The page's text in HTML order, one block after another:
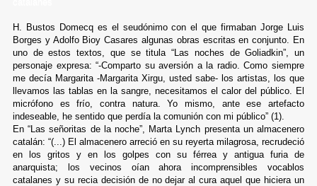
H. Bustos Domecq es el seudónimo con el que firmaban Jorge Luis
Borges y Adolfo Bioy Casares algunas obras escritas en conjunto. En
uno de estos textos, que se titula “Las noches de Goliadkin”, un
personaje expresa: “-Comparto su aversión a la radio. Como siempre
me decía Margarita -Margarita Xirgu, usted sabe- los artistas, los que
llevamos las tablas en la sangre, necesitamos el calor del público. El
micrófono es frío, contra natura. Yo mismo, ante ese artefacto
indeseable, he sentido que perdía la comunión con mi público” (1).
En “Las señoritas de la noche”, Marta Lynch presenta un almacenero
catalán: “(...) El almacenero arreció en su reyerta milagrosa, recrudeció
en los gritos y en los golpes con su férrea y antigua furia de
anarquista; los vecinos oían ahora incomprensibles vocablos
catalanes y su recia decisión de no dejar al cura aquel que hiciera un